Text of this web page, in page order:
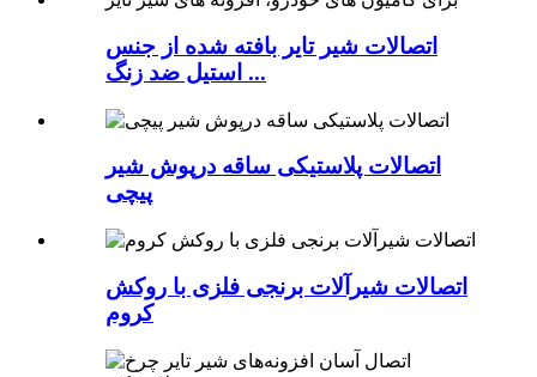
اتصالات شیر ​​تایر بافته شده از جنس
استیل ضد زنگ ...
اتصالات پلاستیکی ساقه درپوش شیر
پیچی
اتصالات شیرآلات برنجی فلزی با روکش
کروم